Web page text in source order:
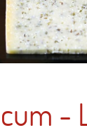
-